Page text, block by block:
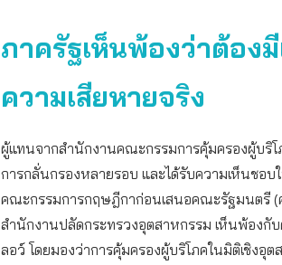
ภาครัฐเห็นพ้องว่าต้อง
ความเสียหายจริง
ผู้แทนจากสำนักงานคณะกรรมการคุ้มครองผู้บริ
การกลั่นกรองหลายรอบ และได้รับความเห็นชอบ
คณะกรรมการกฤษฎีกาก่อนเสนอคณะรัฐมนตรี
สำนักงานปลัดกระทรวงอุตสาหกรรม เห็นพ้องกั
ลอว์ โดยมองว่าการคุ้มครองผู้บริโภคในมิติเชิงอุ